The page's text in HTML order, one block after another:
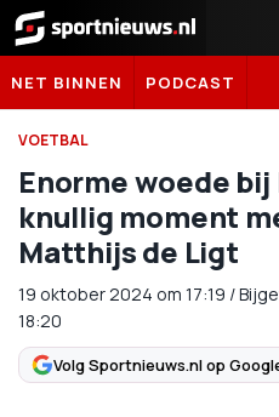
Sportnieuws.nl
NET BINNEN PODCAST
VOETBAL
Enorme woede bij
knullig moment
Matthijs de Ligt
19 oktober 2024 om 17:19 /
18:20
Volg Sportnieuws.nl op